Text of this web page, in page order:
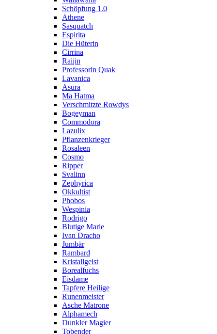
Schöpfung 1.0
Athene
Sasquatch
Espirita
Die Hüterin
Cirrina
Raijin
Professorin Quak
Lavanica
Asura
Ma Hatma
Verschmitzte Rowdys
Bogeyman
Commodora
Lazulix
Pflanzenkrieger
Rosaleen
Cosmo
Ripper
Svalinn
Zephyrica
Okkultist
Phobos
Wespinia
Rodrigo
Blutige Marie
Ivan Dracho
Jumbär
Rambard
Kristallgeist
Borealfuchs
Eisdame
Tapfere Heilige
Runenmeister
Asche Matrone
Alphamech
Dunkler Magier
Tobender